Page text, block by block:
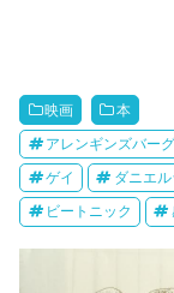
映画 本
アレンギンズバーグ
ゲイ ダニエ
ビートニック